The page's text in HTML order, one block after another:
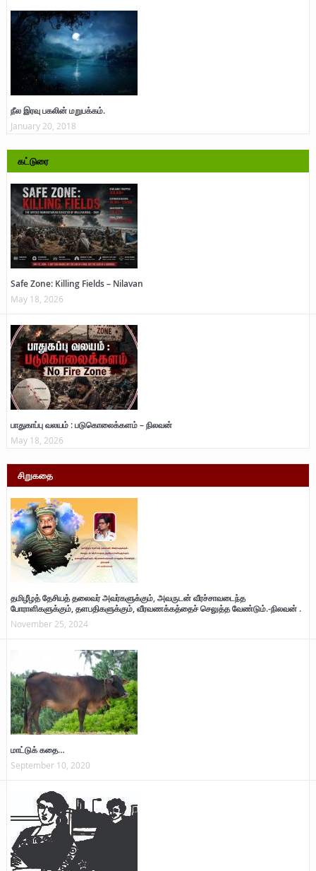
நீல இரவு பகலின் மறுபக்கம்.
January 20, 2018
கட்டுரை
Safe Zone: Killing Fields – Nilavan
May 18, 2026
பாதுகாப்பு வலயம் : படுகொலைக்களம் – நிலவன்
May 18, 2026
சிறுகதை
தமிழீழத் தேசியத் தலைவர் அவர்களுக்கும், அவருடன் வீரச்சாவடைந்த
போராளிகளுக்கும், தளபதிகளுக்கும், வீரவணக்கத்தைச் செலுத்த வேண்டும்.-நிலவன் .
November 25, 2024
மாட்டுக் கதை…
September 10, 2020